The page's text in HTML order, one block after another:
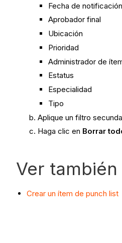
Fecha de notificación
Aprobador final
Ubicación
Prioridad
Administrador de
Estatus
Especialidad
Tipo
Aplique un filtro
Haga clic en Borrar
Ver también
Crear un ítem de punch list